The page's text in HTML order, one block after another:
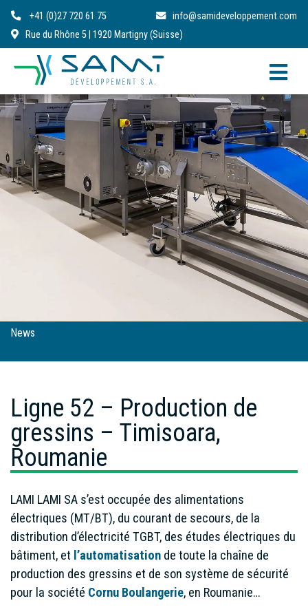
+41 (0)27 720 61 75
info@samideveloppement.com
Rue du Rhône 5 | 1920 Martigny (Suisse)
FR EN
News
Ligne 52 – Production de
gressins – Timisoara,
Roumanie
LAMI LAMI SA s’est occupée des alimentations
électriques (MT/BT), du courant de secours, de la
distribution d’électricité TGBT, des études électriques du
bâtiment, et l’automatisation de toute la chaîne de
production des gressins et de son système de sécurité
pour la société Cornu Boulangerie, en Roumanie…